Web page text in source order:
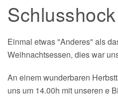
Einmal etwas "Anderes" als
Weihnachtsessen, dies war
An einem wunderbaren
uns um 14.00h mit unseren e